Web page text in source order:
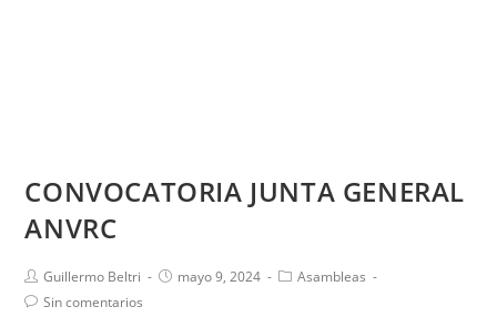
CONVOCATORIA JUNTA GENERAL
ANVRC
Guillermo Beltri mayo 9, 2024
Asambleas
Sin comentarios